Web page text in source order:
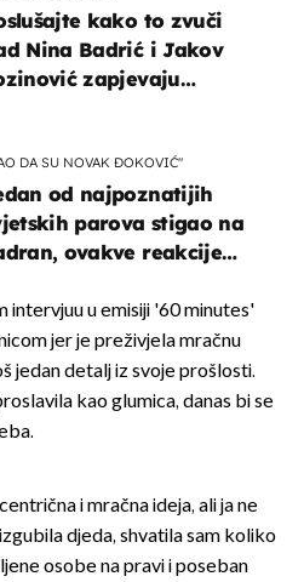
kako to zvuči
Nina Badrić i Jakov
zapjevaju
DA SU NOVAK ĐOKOVIĆ"
od najpoznatijih
parova stigao na
ovakve reakcije
intervjuu u emisiji '60 minutes'
jer je preživjela mračnu
jedan detalj iz svoje prošlosti.
kao glumica, danas bi se
i mračna ideja, ali ja ne
djeda, shvatila sam koliko
osobe na pravi i poseban